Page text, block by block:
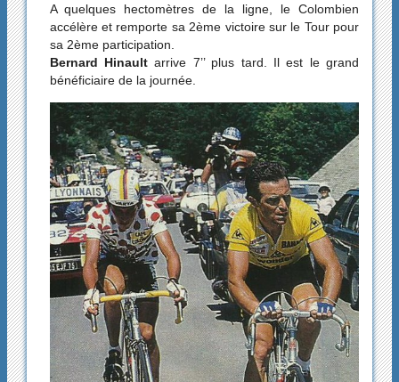
A quelques hectomètres de la ligne, le Colombien
accélère et remporte sa 2ème victoire sur le Tour pour
sa 2ème participation.
Bernard Hinaultarrive 7’’ plus tard. Il est le grand
bénéficiaire de la journée.